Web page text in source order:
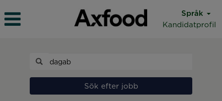
Språk
Kandidatprofil
Sök efter jobb